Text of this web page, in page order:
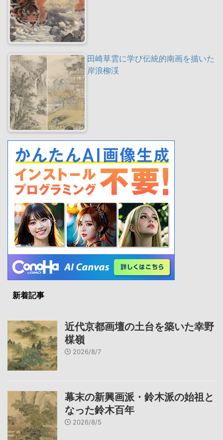
田崎草雲に学び伝統的南画を描いた
岸浪柳渓
新着記事
近代京都画壇の土台を築いた幸野
楳嶺
2026/8/7
幕末の新興画派・鈴木派の始祖と
なった鈴木百年
2026/8/5